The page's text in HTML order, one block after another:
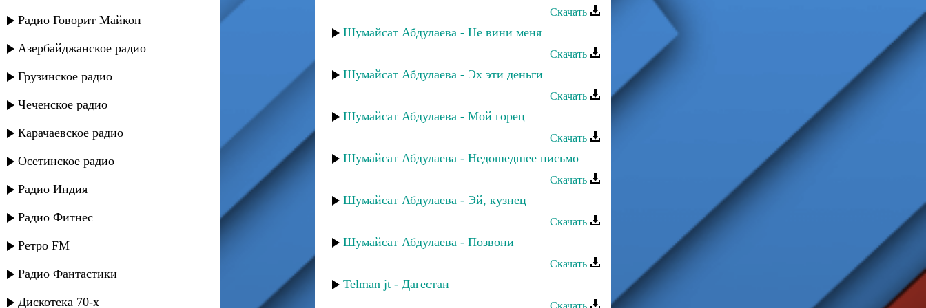
Радио Говорит Майкоп
Азербайджанское радио
Грузинское радио
Чеченское радио
Карачаевское радио
Осетинское радио
Радио Индия
Радио Фитнес
Ретро FM
Радио Фантастики
Дискотека 70-х
Скачать
Шумайсат Абдулаева - Не вини меня
Скачать
Шумайсат Абдулаева - Эх эти деньги
Скачать
Шумайсат Абдулаева - Мой горец
Скачать
Шумайсат Абдулаева - Недошедшее письмо
Скачать
Шумайсат Абдулаева - Эй, кузнец
Скачать
Шумайсат Абдулаева - Позвони
Скачать
Telman jt - Дагестан
Скачать